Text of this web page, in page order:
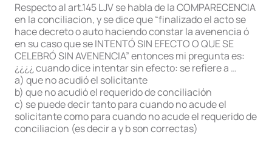
Respecto al art.145 LJV se habla de la COMPARECENCIA
en la conciliacion, y se dice que “finalizado el acto se
hace decreto o auto haciendo constar la avenencia ó
en su caso que se INTENTÓ SIN EFECTO O QUE SE
CELEBRÓ SIN AVENENCIA” entonces mi pregunta es:
¿¿¿¿ cuando dice intentar sin efecto: se refiere a …
a) que no acudió el solicitante
b) que no acudió el requerido de conciliación
c) se puede decir tanto para cuando no acude el
solicitante como para cuando no acude el requerido de
conciliacion (es decir a y b son correctas)